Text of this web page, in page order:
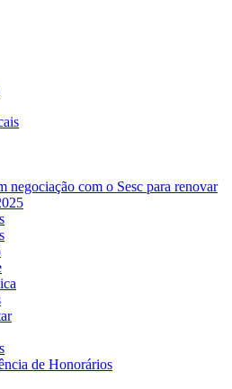
negociação com o Sesc para renovar
de Honorários